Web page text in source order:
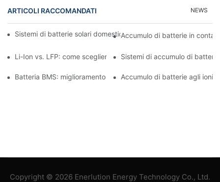
ARTICOLI RACCOMANDATI NEWS
Sistemi di batterie solari domestiche: integrazione con pannelli
Accumulo di batterie in
Li-Ion vs. LFP: come scegliere la batteria giusta per le tue
Sistemi di accumulo di
Batteria BMS: miglioramento della sicurezza e delle prestazioni
Accumulo di batterie agli ioni
Copyright © 2026 Enerlution Energy Technology Co., Ltd.